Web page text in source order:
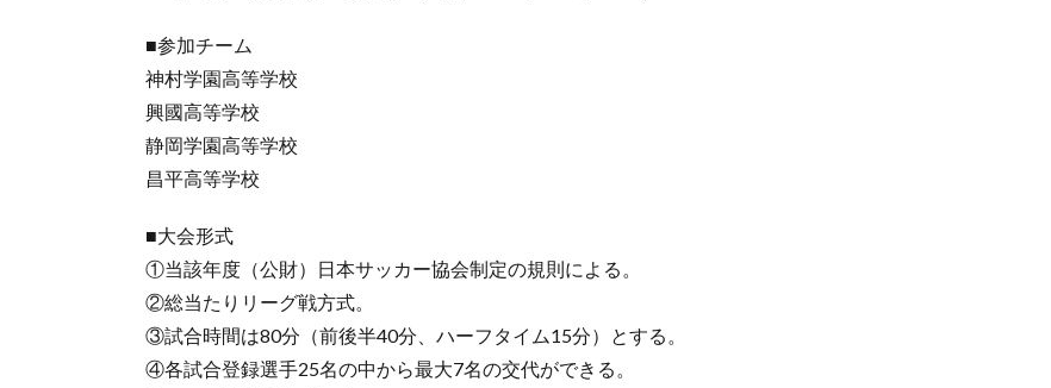
■参加チーム
神村学園高等学校
興國高等学校
静岡学園高等学校
昌平高等学校
■大会形式
①当該年度（公財）日本サッカー協会制定の規則による。
②総当たりリーグ戦方式。
③試合時間は80分（前後半40分、ハーフタイム15分）とする。
④各試合登録選手25名の中から最大7名の交代ができる。